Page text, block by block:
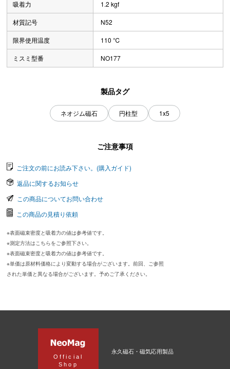
吸着力 1.2 kgf
材質記号 N52
限界使用温度 110 ℃
ミスミ型番 NO177
製品タグ
ネオジム磁石 円柱型 1x5
ご注意事項
ご注文の前にお読み下さい。(購入ガイド)
返品に関するお知らせ
この商品についてお問い合わせ
この商品の見積り依頼
※表面磁束密度と吸着力の値は参考値です。
※測定方法はこちらをご参照下さい。
※表面磁束密度と吸着力の値は参考値です。
※単価は原材料価格により変動する場合がございます。前回、ご参照
された単価と異なる場合がございます。予めご了承ください。
Official
Shop
永久磁石・磁気応用製品